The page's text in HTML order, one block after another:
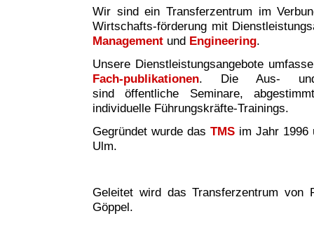
Wir sind ein Transferzentrum im
Wirtschafts-förderung mit
Management und Engineering.
Unsere Dienstleistungsangebote
Fach-publikationen. Die Aus- und
sindöffentliche Seminare,
individuelle Führungskräfte-Trainings.
Gegründet wurde das TMS im Jahr
Ulm.
Geleitet wird das Transferzentrum von
Göppel.